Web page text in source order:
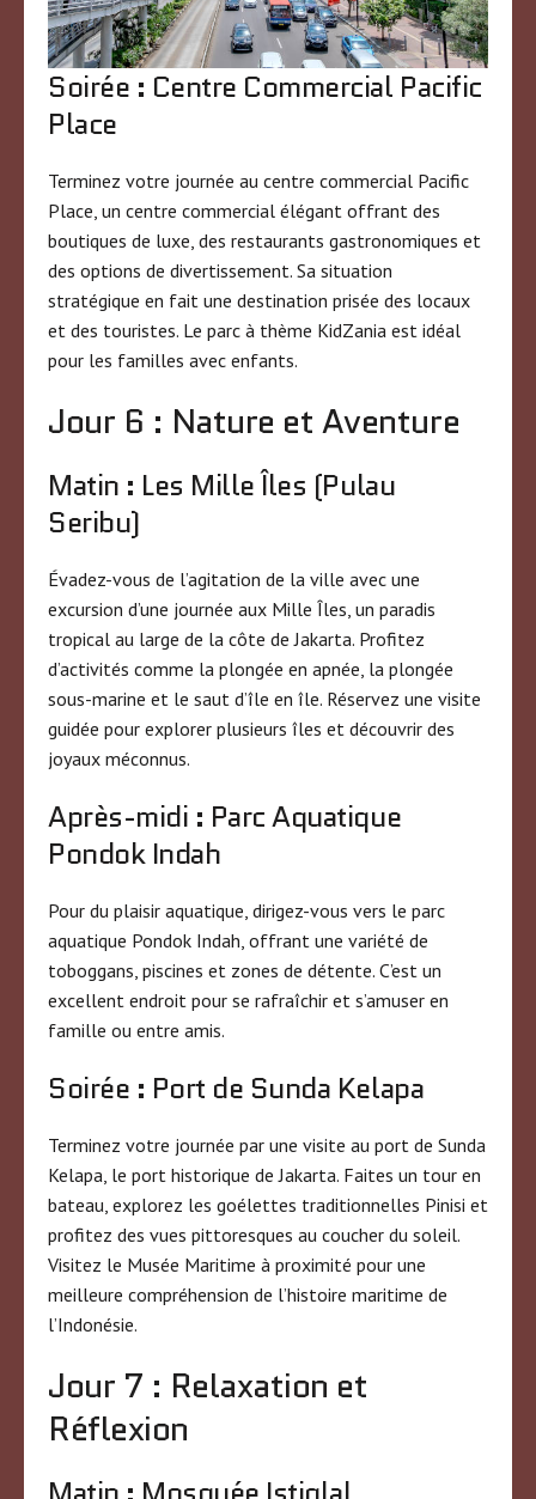
Soirée : Centre Commercial Pacific
Place
Terminez votre journée au centre commercial Pacific
Place, un centre commercial élégant offrant des
boutiques de luxe, des restaurants gastronomiques et
des options de divertissement. Sa situation
stratégique en fait une destination prisée des locaux
et des touristes. Le parc à thème KidZania est idéal
pour les familles avec enfants.
Jour 6 : Nature et Aventure
Matin : Les Mille Îles (Pulau
Seribu)
Évadez-vous de l’agitation de la ville avec une
excursion d’une journée aux Mille Îles, un paradis
tropical au large de la côte de Jakarta. Profitez
d’activités comme la plongée en apnée, la plongée
sous-marine et le saut d’île en île. Réservez une visite
guidée pour explorer plusieurs îles et découvrir des
joyaux méconnus.
Après-midi : Parc Aquatique
Pondok Indah
Pour du plaisir aquatique, dirigez-vous vers le parc
aquatique Pondok Indah, offrant une variété de
toboggans, piscines et zones de détente. C’est un
excellent endroit pour se rafraîchir et s’amuser en
famille ou entre amis.
Soirée : Port de Sunda Kelapa
Terminez votre journée par une visite au port de Sunda
Kelapa, le port historique de Jakarta. Faites un tour en
bateau, explorez les goélettes traditionnelles Pinisi et
profitez des vues pittoresques au coucher du soleil.
Visitez le Musée Maritime à proximité pour une
meilleure compréhension de l’histoire maritime de
l’Indonésie.
Jour 7 : Relaxation et
Réflexion